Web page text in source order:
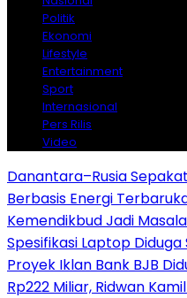
Politik
Ekonomi
Lifestyle
Entertainment
Sport
Internasional
Pers Rilis
Video
Danantara–Rusia
Berbasis Energi
Kemendikbud Jadi
Spesifikasi Laptop
Proyek Iklan Bank BJB
Rp222 Miliar, Ridwan